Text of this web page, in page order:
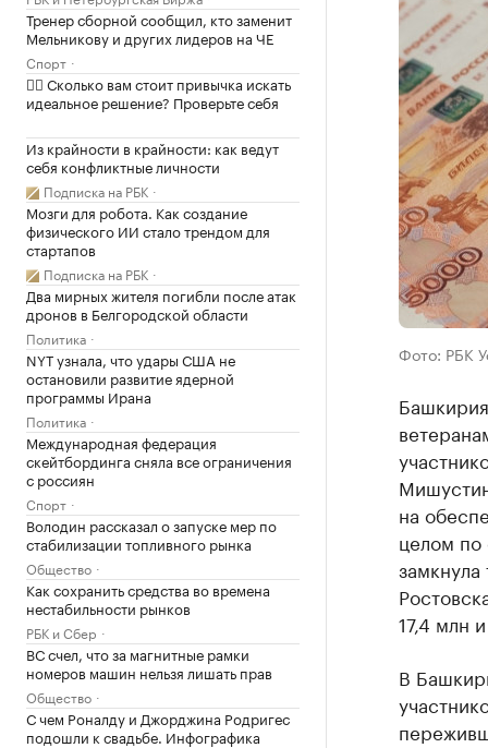
Тренер сборной сообщил, кто заменит
Мельникову и других лидеров на ЧЕ
Спорт
✍🏻 Сколько вам стоит привычка искать
идеальное решение? Проверьте себя
Из крайности в крайности: как ведут
себя конфликтные личности
Подписка на РБК
Мозги для робота. Как создание
физического ИИ стало трендом для
стартапов
Подписка на РБК
Два мирных жителя погибли после атак
дронов в Белгородской области
Политика
NYT узнала, что удары США не
остановили развитие ядерной
программы Ирана
Политика
Международная федерация
скейтбординга сняла все ограничения
с россиян
Спорт
Володин рассказал о запуске мер по
стабилизации топливного рынка
Общество
Как сохранить средства во времена
нестабильности рынков
РБК и Сбер
ВС счел, что за магнитные рамки
номеров машин нельзя лишать прав
Общество
С чем Роналду и Джорджина Родригес
подошли к свадьбе. Инфографика
Фото: РБК
на
целом по
17,4 млн
В